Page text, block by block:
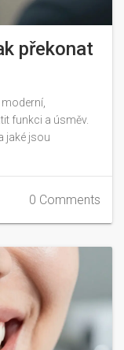
překonat
funkci a úsměv.
jaké jsou
0 Comments